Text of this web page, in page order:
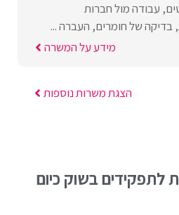
עבודה מול חברות
בדיקה של חומרים, העברה ...
מידע על המשרה
הצגת משרות נוספות
לתפקידים בשוק כיום